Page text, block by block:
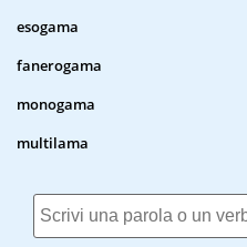
esogama
fanerogama
monogama
multilama